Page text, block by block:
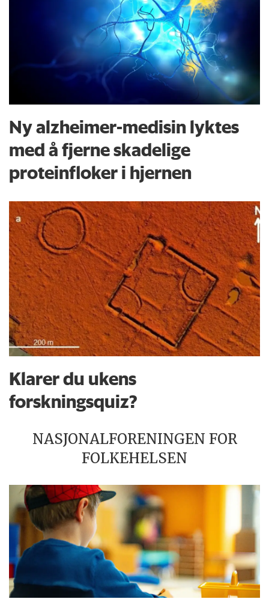
Ny alzheimer-medisin lyktes
med å fjerne skadelige
proteinfloker i hjernen
Klarer du ukens
forskningsquiz?
NASJONALFORENINGEN FOR
FOLKEHELSEN